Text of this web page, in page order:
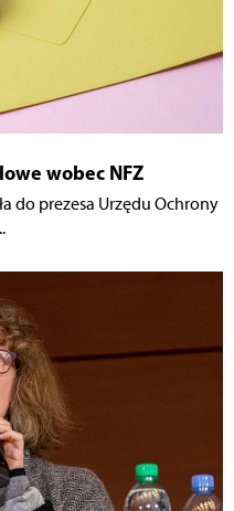
wobec NFZ
do prezesa Urzędu Ochrony